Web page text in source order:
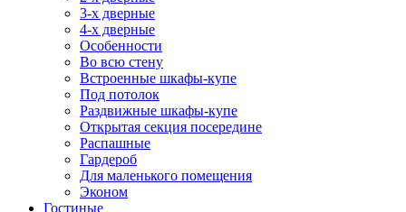
3-х дверные
4-х дверные
Особенности
Во всю стену
Встроенные шкафы-купе
Под потолок
Раздвижные шкафы-купе
Открытая секция посередине
Распашные
Гардероб
Для маленького помещения
Эконом
Гостиные